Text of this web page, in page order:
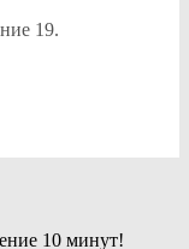
19.
10 минут!